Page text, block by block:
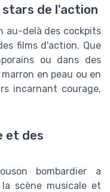
de l'action
au-delà des cockpits
films d'action. Que
ou dans des
en peau ou en
incarnant courage,
et des
bombardier a
scène musicale et